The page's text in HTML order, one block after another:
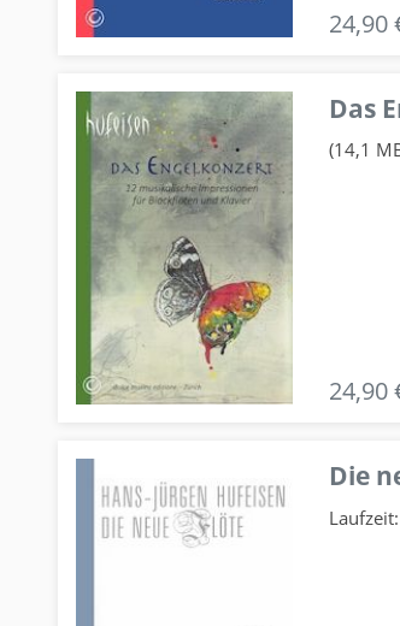
24,90
Das
(14,1
24,90
Die